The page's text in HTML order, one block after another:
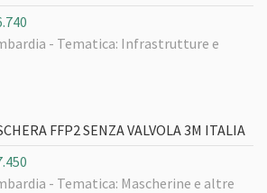
- Tematica: Infrastrutture e
FFP2 SENZA VALVOLA 3M ITALIA
- Tematica: Mascherine e altre